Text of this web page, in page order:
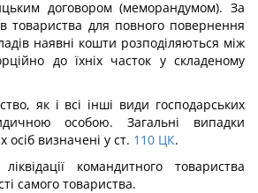
договором (меморандумом). За
товариства для повного повернення
наявні кошти розподіляються між
до їхніх часток у складеному
як і всі інші види господарських
особою. Загальні випадки
осіб визначені у ст. 110 ЦК.
командитного товариства
самого товариства.